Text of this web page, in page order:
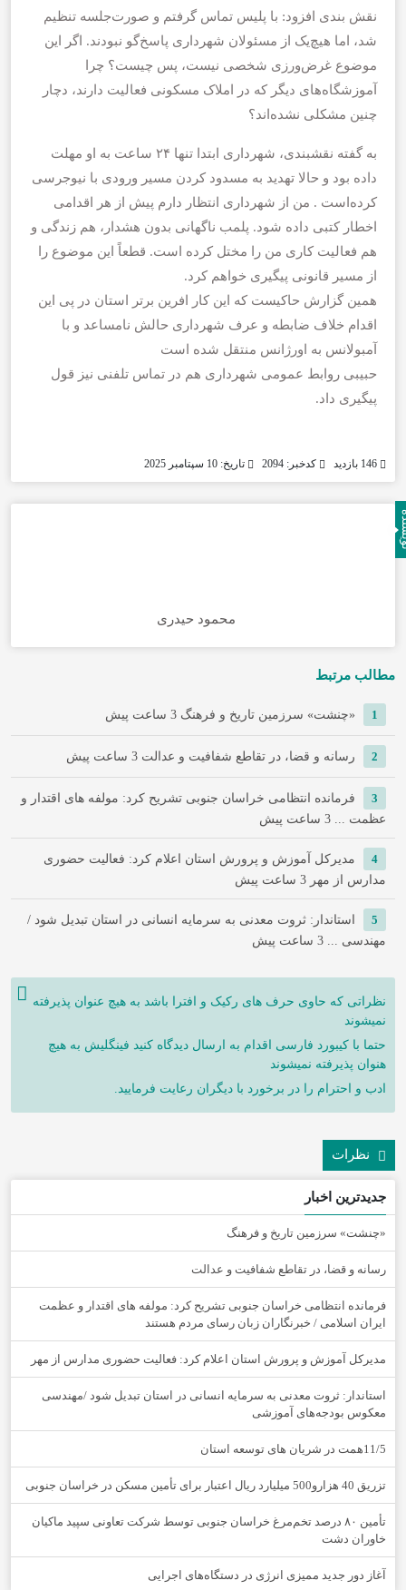
نقش بندی افزود: با پلیس تماس گرفتم و صورت‌جلسه تنظیم
شد، اما هیچ‌یک از مسئولان شهرداری پاسخ‌گو نبودند. اگر این
موضوع غرض‌ورزی شخصی نیست، پس چیست؟ چرا
آموزشگاه‌های دیگر که در املاک مسکونی فعالیت دارند، دچار
چنین مشکلی نشده‌اند؟
به گفته نقشبندی، شهرداری ابتدا تنها ۲۴ ساعت به او مهلت
داده بود و حالا تهدید به مسدود کردن مسیر ورودی با نیوجرسی
کرده‌است . من از شهرداری انتظار دارم پیش از هر اقدامی
اخطار کتبی داده شود. پلمب ناگهانی بدون هشدار، هم زندگی و
هم فعالیت کاری من را مختل کرده است. قطعاً این موضوع را
از مسیر قانونی پیگیری خواهم کرد.
همین گزارش حاکیست که این کار افرین برتر استان در پی این
اقدام خلاف ضابطه و ‌عرف شهرداری حالش نامساعد و با
آمبولانس به اورژانس منتقل شده است
حبیبی روابط عمومی شهرداری هم در تماس تلفنی نیز قول
پیگیری داد.
کدخبر: 2094 تاریخ: 10 سپتامبر 2025
محمود حیدری
مطالب مرتبط
1 «چنشت» سرزمین تاریخ و فرهنگ 3 ساعت پیش
2 رسانه و قضا، در تقاطع شفافیت و عدالت 3 ساعت پیش
3
فرمانده انتظامی خراسان جنوبی تشریح کرد: مولفه های اقتدار و
عظمت ... 3 ساعت پیش
4
مدیرکل آموزش و پرورش استان اعلام کرد: فعالیت حضوری
مدارس از مهر 3 ساعت پیش
5
استاندار: ثروت معدنی به سرمایه انسانی در استان تبدیل شود /
مهندسی ... 3 ساعت پیش
نظراتی که حاوی حرف های رکیک و افترا باشد به هیچ عنوان پذیرفته
نمیشوند
حتما با کیبورد فارسی اقدام به ارسال دیدگاه کنید فینگلیش به هیچ
هنوان پذیرفته نمیشوند
ادب و احترام را در برخورد با دیگران رعایت فرمایید.
نظرات
جدیدترین اخبار
«چنشت» سرزمین تاریخ و فرهنگ
رسانه و قضا، در تقاطع شفافیت و عدالت
فرمانده انتظامی خراسان جنوبی تشریح کرد: مولفه های اقتدار و عظمت
ایران اسلامی / خبرنگاران زبان رسای مردم هستند
مدیرکل آموزش و پرورش استان اعلام کرد: فعالیت حضوری مدارس از مهر
استاندار: ثروت معدنی به سرمایه انسانی در استان تبدیل شود /مهندسی
معکوس بودجه‌های آموزشی
11/5همت در شریان های توسعه استان
تزریق 40 هزارو500 میلیارد ریال اعتبار برای تأمین مسکن در خراسان جنوبی
تأمین ۸۰ درصد تخم‌مرغ خراسان جنوبی توسط شرکت تعاونی سپید ماکیان
خاوران دشت
آغاز دور جدید ممیزی انرژی در دستگاه‌های اجرایی